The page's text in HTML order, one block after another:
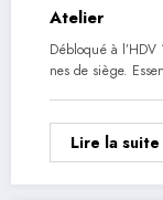
Atelier
Débloqué à l’HDV
nes de siège.
Lire la suite